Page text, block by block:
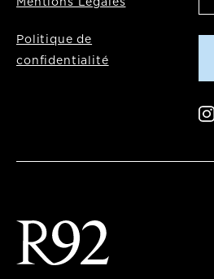
Mentions Légales
Politique de
confidentialité